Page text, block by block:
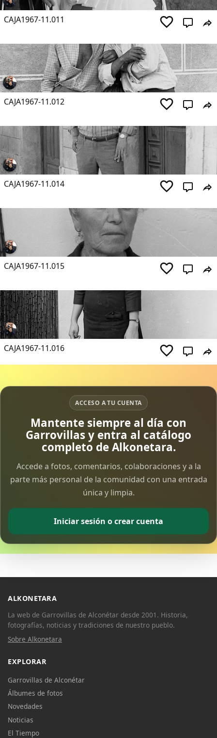
CAJA1967-11.011
CAJA1967-11.012
CAJA1967-11.014
CAJA1967-11.015
CAJA1967-11.016
ACCESO A TU CUENTA
Mantente siempre al día con
Garrovillas y entra al catálogo
completo de Alkonetara.
Accede a fotos, comentarios, colaboraciones y a la
parte más personal de la comunidad con una entrada
única y limpia.
Iniciar sesión o crear cuenta
ALKONETARA
La web de Garrovillas de Alconétar desde 2001. Historia,
fotografías, noticias y tradiciones de nuestro pueblo.
Sobre Alkonetara
EXPLORAR
Garrovillas de Alconétar
Álbumes de fotos
Novedades
Noticias
El Tiempo